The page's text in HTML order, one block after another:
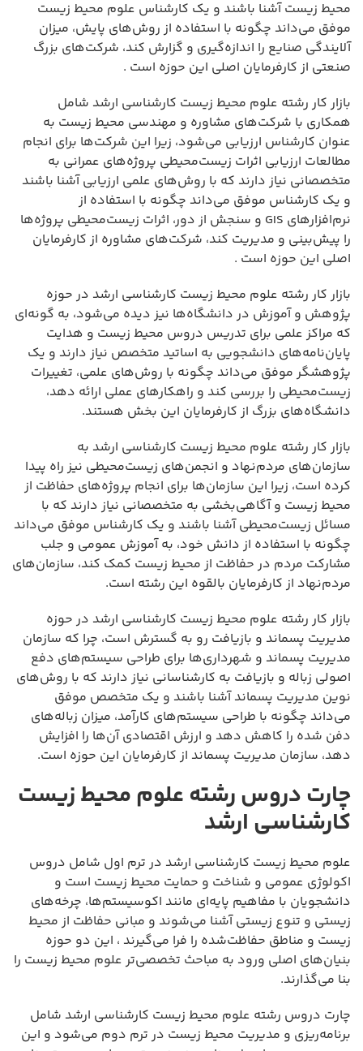
محیط زیست آشنا باشند و یک کارشناس علوم محیط زیست
موفق می‌داند چگونه با استفاده از روش‌های پایش، میزان
آلایندگی صنایع را اندازه‌گیری و گزارش کند، شرکت‌های بزرگ
صنعتی از کارفرمایان اصلی این حوزه است .
بازار کار رشته علوم محیط زیست کارشناسی ارشد شامل
همکاری با شرکت‌های مشاوره و مهندسی محیط زیست به
عنوان کارشناس ارزیابی می‌شود، زیرا این شرکت‌ها برای انجام
مطالعات ارزیابی اثرات زیست‌محیطی پروژه‌های عمرانی به
متخصصانی نیاز دارند که با روش‌های علمی ارزیابی آشنا باشند
و یک کارشناس موفق می‌داند چگونه با استفاده از
نرم‌افزارهای GIS و سنجش از دور، اثرات زیست‌محیطی پروژه‌ها
را پیش‌بینی و مدیریت کند، شرکت‌های مشاوره از کارفرمایان
اصلی این حوزه است .
بازار کار رشته علوم محیط زیست کارشناسی ارشد در حوزه
پژوهش و آموزش در دانشگاه‌ها نیز دیده می‌شود، به گونه‌ای
که مراکز علمی برای تدریس دروس محیط زیست و هدایت
پایان‌نامه‌های دانشجویی به اساتید متخصص نیاز دارند و یک
پژوهشگر موفق می‌داند چگونه با روش‌های علمی، تغییرات
زیست‌محیطی را بررسی کند و راهکارهای عملی ارائه دهد،
دانشگاه‌های بزرگ از کارفرمایان این بخش هستند.
بازار کار رشته علوم محیط زیست کارشناسی ارشد به
سازمان‌های مردم‌نهاد و انجمن‌های زیست‌محیطی نیز راه پیدا
کرده است، زیرا این سازمان‌ها برای انجام پروژه‌های حفاظت از
محیط زیست و آگاهی‌بخشی به متخصصانی نیاز دارند که با
مسائل زیست‌محیطی آشنا باشند و یک کارشناس موفق می‌داند
چگونه با استفاده از دانش خود، به آموزش عمومی و جلب
مشارکت مردم در حفاظت از محیط زیست کمک کند، سازمان‌های
مردم‌نهاد از کارفرمایان بالقوه این رشته است.
بازار کار رشته علوم محیط زیست کارشناسی ارشد در حوزه
مدیریت پسماند و بازیافت رو به گسترش است، چرا که سازمان
مدیریت پسماند و شهرداری‌ها برای طراحی سیستم‌های دفع
اصولی زباله و بازیافت به کارشناسانی نیاز دارند که با روش‌های
نوین مدیریت پسماند آشنا باشند و یک متخصص موفق
می‌داند چگونه با طراحی سیستم‌های کارآمد، میزان زباله‌های
دفن شده را کاهش دهد و ارزش اقتصادی آن‌ها را افزایش
دهد، سازمان مدیریت پسماند از کارفرمایان این حوزه است.
چارت دروس رشته علوم محیط زیست
کارشناسی ارشد
علوم محیط زیست کارشناسی ارشد در ترم اول شامل دروس
اکولوژی عمومی و شناخت و حمایت محیط زیست است و
دانشجویان با مفاهیم پایه‌ای مانند اکوسیستم‌ها، چرخه‌های
زیستی و تنوع زیستی آشنا می‌شوند و مبانی حفاظت از محیط
زیست و مناطق حفاظت‌شده را فرا می‌گیرند ، این دو حوزه
بنیان‌های اصلی ورود به مباحث تخصصی‌تر علوم محیط زیست را
بنا می‌گذارند.
چارت دروس رشته علوم محیط زیست کارشناسی ارشد شامل
برنامه‌ریزی و مدیریت محیط زیست در ترم دوم می‌شود و این